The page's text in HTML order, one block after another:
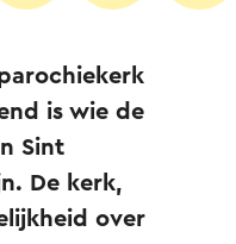
is wie de
Sint
De kerk,
over